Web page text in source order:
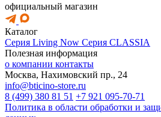
официальный магазин
Каталог
Серия Living Now Серия CLASSIA
Полезная информация
о компании контакты
Москва, Нахимовский пр., 24
info@bticino-store.ru
8 (499) 380 81 51 +7 921 095-70-71
Политика в области обработки и